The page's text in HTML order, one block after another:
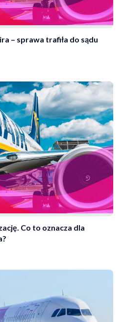
– sprawa trafiła do sądu
Co to oznacza dla